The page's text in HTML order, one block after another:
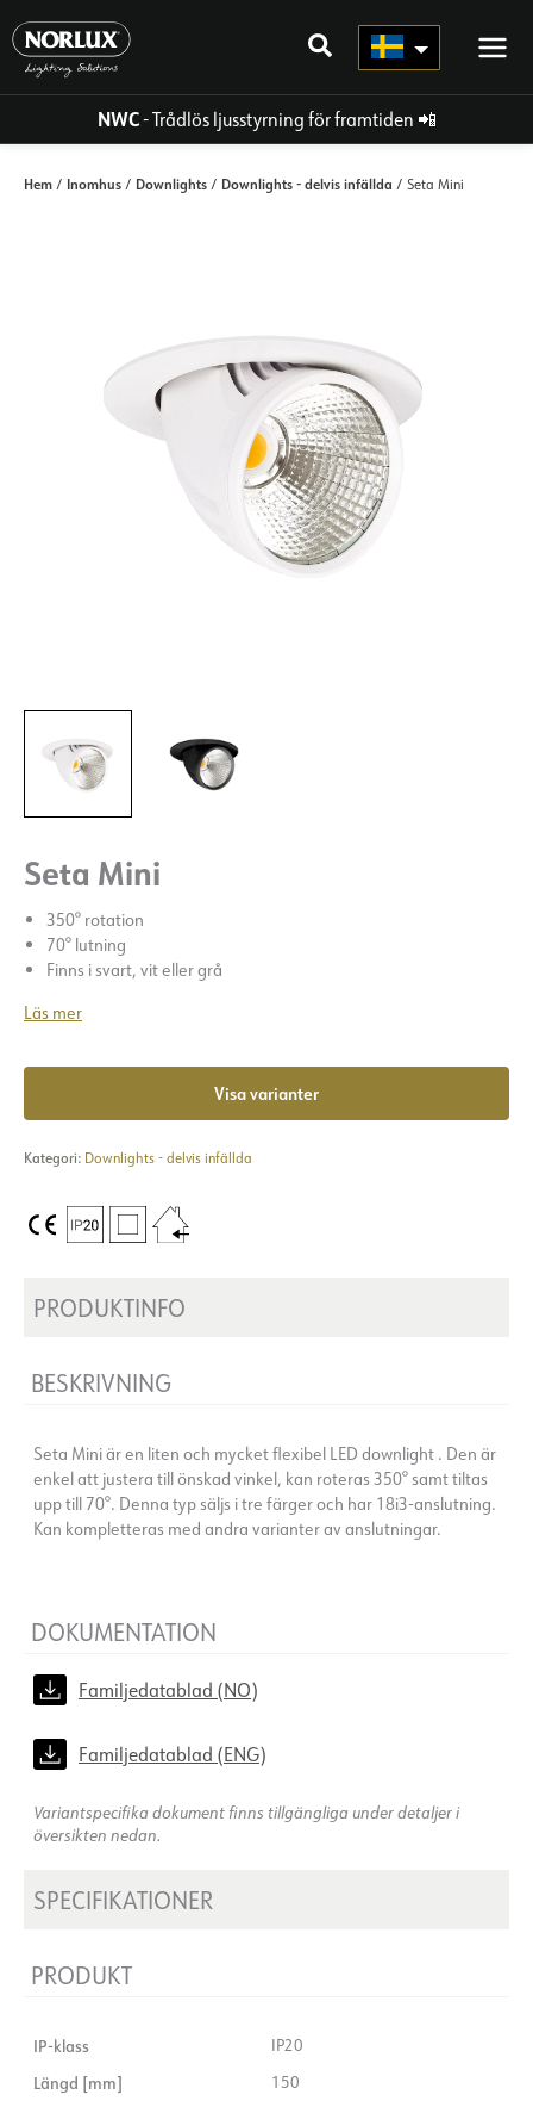
direkt
innehållet
NWC- Trådlös ljusstyrning för framtiden 📲
Hem / Inomhus / Downlights / Downlights - delvis infällda / Seta Mini
Seta Mini
350° rotation
70° lutning
Finns i svart, vit eller grå
Läs mer
Visa varianter
Kategori: Downlights - delvis infällda
PRODUKTINFO
BESKRIVNING
Seta Mini är en liten och mycket flexibel LED downlight . Den är
enkel att justera till önskad vinkel, kan roteras 350° samt tiltas
upp till 70°. Denna typ säljs i tre färger och har 18i3-anslutning.
Kan kompletteras med andra varianter av anslutningar.
DOKUMENTATION
Familjedatablad (NO)
Familjedatablad (ENG)
Variantspecifika dokument finns tillgängliga under detaljer i
översikten nedan.
SPECIFIKATIONER
PRODUKT
IP-klass IP20
Längd [mm] 150